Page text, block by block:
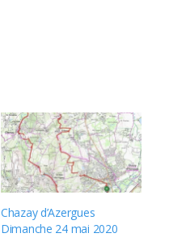
Chazay d’Azergues
Dimanche 24 mai 2020